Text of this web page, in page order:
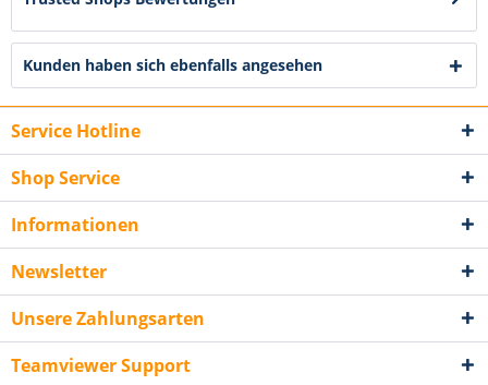
Kunden haben sich ebenfalls angesehen
Service Hotline
Shop Service
Informationen
Newsletter
Unsere Zahlungsarten
Teamviewer Support